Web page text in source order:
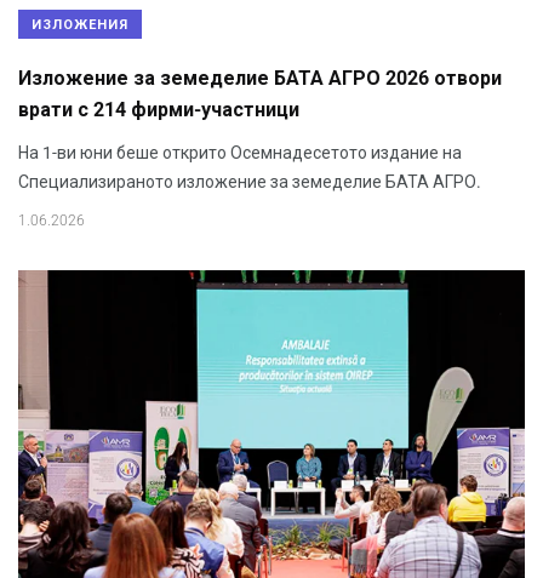
ИЗЛОЖЕНИЯ
Изложение за земеделие БАТА АГРО 2026 отвори
врати с 214 фирми-участници
На 1-ви юни беше открито Осемнадесетото издание на
Специализираното изложение за земеделие БАТА АГРО.
1.06.2026